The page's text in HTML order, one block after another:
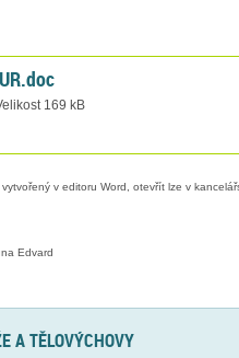
169 kB
v editoru Word, otevřít lze v
Edvard
A TĚLOVÝCHOVY